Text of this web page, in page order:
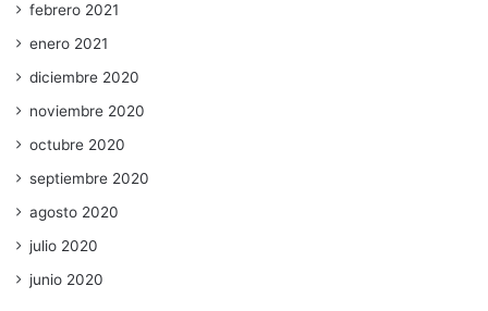
febrero 2021
enero 2021
diciembre 2020
noviembre 2020
octubre 2020
septiembre 2020
agosto 2020
julio 2020
junio 2020